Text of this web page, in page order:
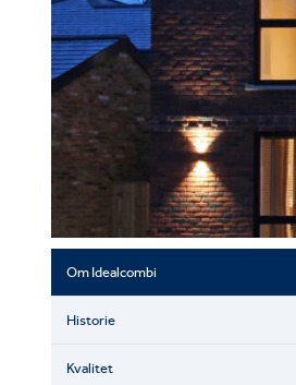
Om Idealcombi
Historie
Kvalitet